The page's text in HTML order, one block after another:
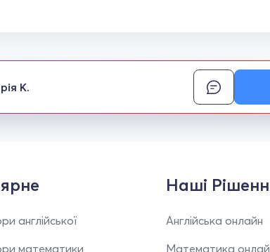
К.
англійської
математики
Наші
Англійська онлайн
Математика